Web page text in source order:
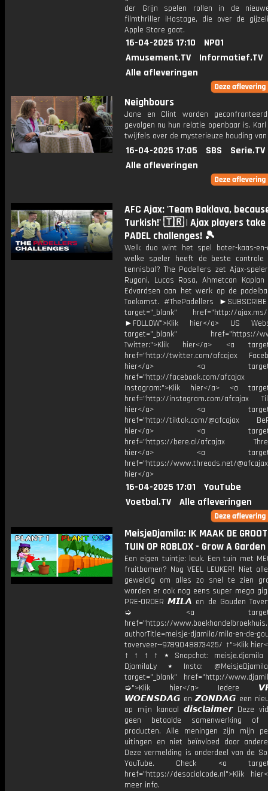
der Grijn spelen rollen in de
filmthriller iHostage, die over de
Apple Store gaat.
16-04-2025 17:10
NPO1
Amusement.TV
Informatief.TV
Alle afleveringen
Neighbours
Jane en Clint worden
gevolgen nu hun relatie openbaar is.
twijfels over de mysterieuze houding van
16-04-2025 17:05 SBS
Serie.TV
Alle afleveringen
AFC Ajax: 'Team Baklava,
Turkish!' 🇹🇷 | Ajax players take
PADEL challenges! 🎾
Welk duo wint het spel boter-kaas-
welke speler heeft de beste controle
tennisbal? The Padellers zet Ajax-
Rugani, Lucas Rosa, Ahmetcan
Edvardsen aan het werk op de
Toekomst. #ThePadellers
target="_blank" href="http://ajax.ms/
►FOLLOW">Klik hier</a> US
target="_blank" href="https://
Twitter:">Klik hier</a> <a
href="http://twitter.com/afcajax
hier</a> <a
href="http://facebook.com/afcajax
Instagram:">Klik hier</a> <a
href="http://instagram.com/afcajax
hier</a> <a
href="http://tiktok.com/@afcajax
hier</a> <a
href="https://bere.al/afcajax
hier</a> <a
href="https://www.threads.net/
hier</a>
16-04-2025 17:01
YouTube
Voetbal.TV
Alle afleveringen
MeisjeDjamila: IK MAAK DE
TUIN OP ROBLOX - Grow A Garden
Een eigen tuintje: leuk. Een tuin met
fruitbomen? Nog VEEL LEUKER! Niet
geweldig om alles zo snel te zien
worden er ook nog eens super mega
PRE-ORDER 𝙈𝙄𝙇𝘼 en de Gouden
➭ <a
href="https://
authorTitle=meisje-djamila/mila-en-de-
toverveer--9789048873425/ ↑">Klik
↑ ↑ ↑ ↑ ⋆ Snapchat: meisje.djamila
DjamilaLy ⋆ Insta:
target="_blank" href="http://
➭">Klik hier</a> Iedere
𝙒𝙊𝙀𝙉𝙎𝘿𝘼𝙂 en 𝙕𝙊𝙉𝘿𝘼𝙂 een
op mijn kanaal 𝙙𝙞𝙨𝙘𝙡𝙖𝙞𝙢𝙚𝙧 Deze
geen betaalde samenwerking of
producten. Alle meningen zijn mijn
uitingen en niet beïnvloed door
Deze vermelding is onderdeel van de
YouTube. Check <a
href="https://desocialcode.nl">Klik
meer info.